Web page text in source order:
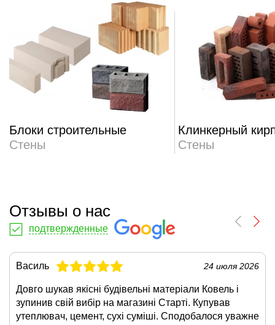
Блоки строительные
Стены
Клинкерный
Стены
Отзывы о нас
подтвержденные
Василь 24 июля 2026
Довго шукав якісні будівельні матеріали Ковель і
зупинив свій вибір на магазині Старті. Купував
утеплювач, цемент, сухі суміші. Сподобалося уважне